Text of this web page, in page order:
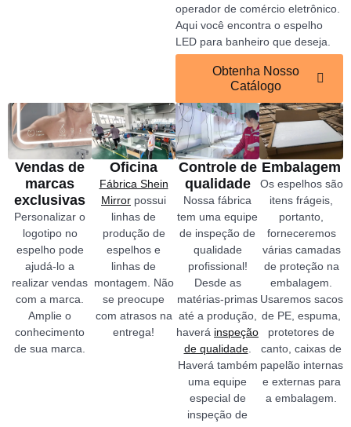
operador de comércio eletrônico.
Aqui você encontra o espelho
LED para banheiro que deseja.
Obtenha Nosso
Catálogo
Vendas de
marcas
exclusivas
Personalizar o
logotipo no
espelho pode
ajudá-lo a
realizar vendas
com a marca.
Amplie o
conhecimento
de sua marca.
Oficina
Fábrica Shein
Mirror possui
linhas de
produção de
espelhos e
linhas de
montagem. Não
se preocupe
com atrasos na
entrega!
Controle de
qualidade
Nossa fábrica
tem uma equipe
de inspeção de
qualidade
profissional!
Desde as
matérias-primas
até a produção,
haverá inspeção
de qualidade.
Haverá também
uma equipe
especial de
inspeção de
Embalagem
Os espelhos são
itens frágeis,
portanto,
forneceremos
várias camadas
de proteção na
embalagem.
Usaremos sacos
de PE, espuma,
protetores de
canto, caixas de
papelão internas
e externas para
a embalagem.